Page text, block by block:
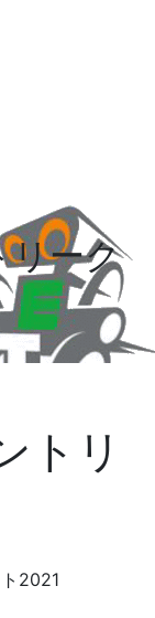
ーク
トリ
2021